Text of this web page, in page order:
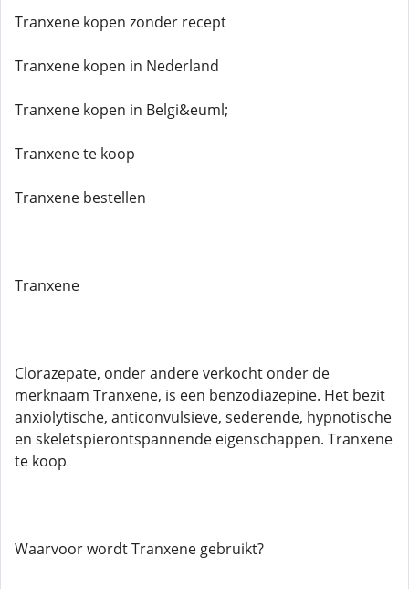
Tranxene kopen zonder recept
Tranxene kopen in Nederland
Tranxene kopen in Belgi&euml;
Tranxene te koop
Tranxene bestellen
Tranxene
Clorazepate, onder andere verkocht onder de
merknaam Tranxene, is een benzodiazepine. Het bezit
anxiolytische, anticonvulsieve, sederende, hypnotische
en skeletspierontspannende eigenschappen. Tranxene
te koop
Waarvoor wordt Tranxene gebruikt?